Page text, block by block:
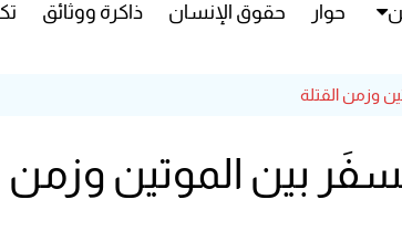
حوار حقوق الإنسان ذاكرة ووثائق
وزمن القتلة
بين الموتين وزمن